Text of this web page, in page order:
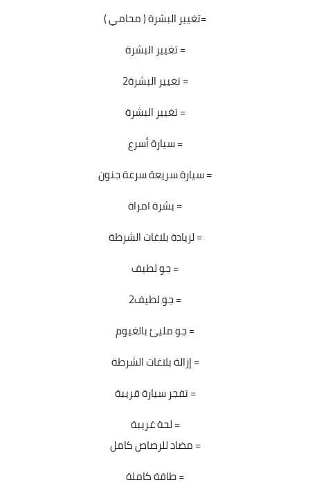
تغيير البشرة ( محامي )=
تغيير البشرة =
تغيير البشرة2 =
تغيير البشرة =
سيارة أسرع =
سيارة سريعة سرعة جنون =
بشرة امراة =
لزيادة بلاغات الشرطة =
جو لطيف =
جو لطيف2 =
جو مليئ بالغيوم =
إزالة بلاغات الشرطة =
تفجر سيارة قريبة =
لحة غريبة =
مضاد للرصاص كامل =
طاقة كاملة =